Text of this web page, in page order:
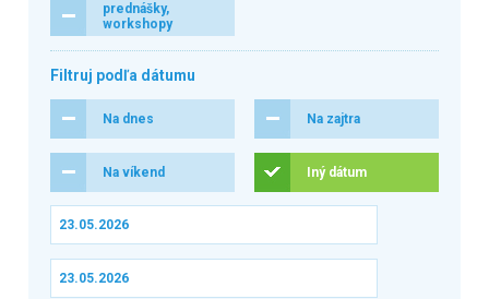
prednášky,
workshopy
Filtruj podľa dátumu
Na dnes Na zajtra
Na víkend Iný dátum